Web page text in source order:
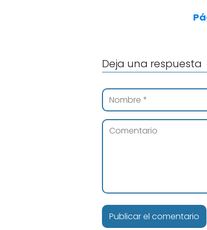
Deja una respuesta